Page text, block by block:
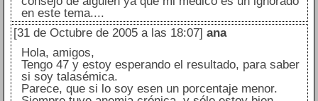
en este tema....
[31 de Octubre de 2005 a las 18:07] ana
Hola, amigos,
Tengo 47 y estoy esperando el resultado, para saber
si soy talasémica.
Parece, que si lo soy esen un porcentaje menor.